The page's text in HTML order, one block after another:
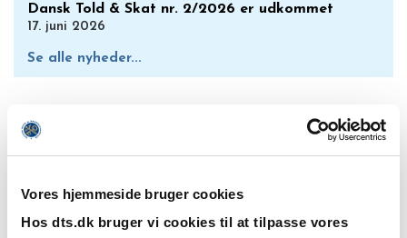
Vores hjemmeside bruger cookies
Hos dts.dk bruger vi cookies til at tilpasse vores
Dansk Told & Skat nr. 2/2026 er udkommet
17. juni 2026
Se alle nyheder...